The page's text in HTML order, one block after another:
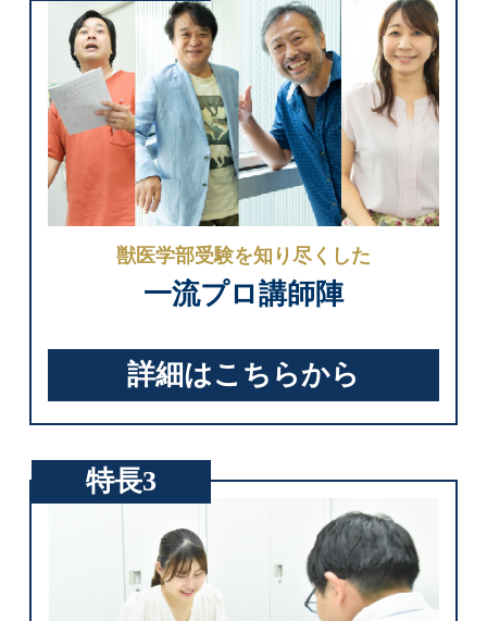
獣医学部受験を知り尽くした
一流プロ講師陣
詳細はこちらから
特長3